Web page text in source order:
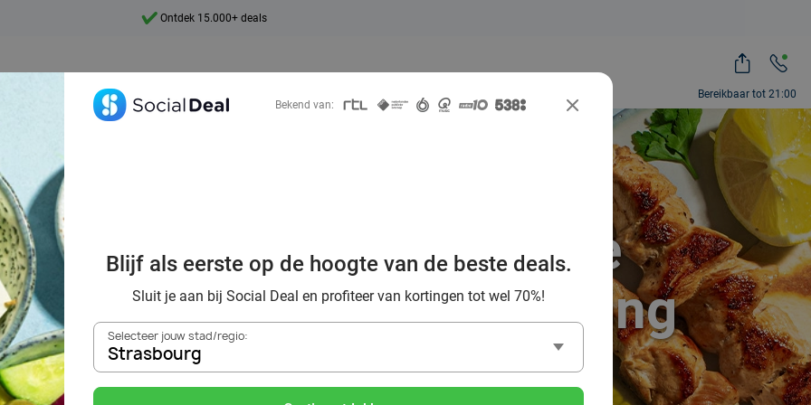
Bereikbaar tot 21:00
Ontdek 15.000+ deals
de beste Griekse
Strasbourg en omgeving
Bekend van:
Blijf als eerste op de hoogte van de beste deals.
Sluit je aan bij Social Deal en profiteer van kortingen tot wel 70%!
Selecteer jouw stad/regio:
Strasbourg